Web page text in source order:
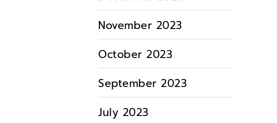
November 2023
October 2023
September 2023
July 2023